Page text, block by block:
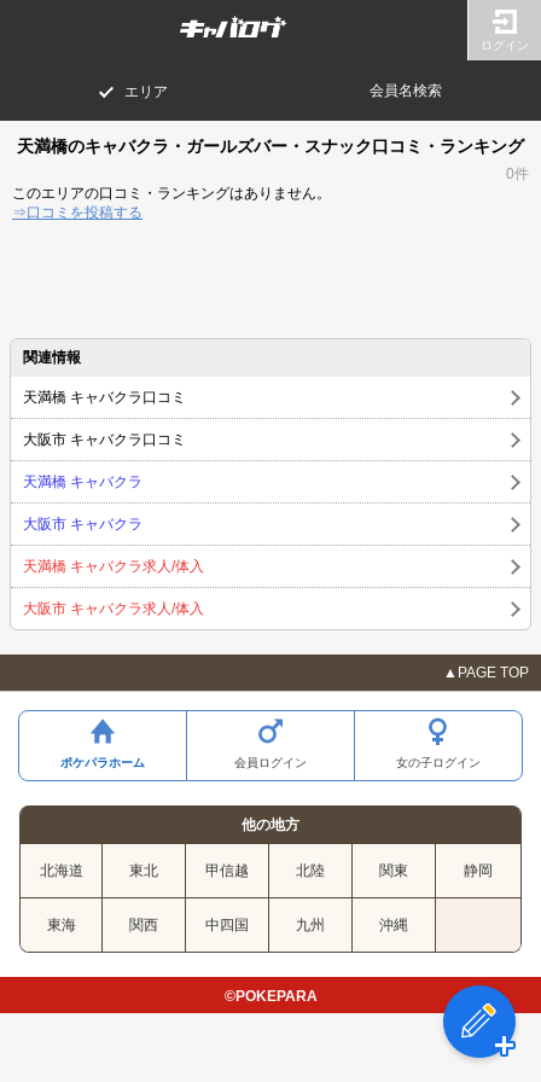
ログイン
エリア 会員名検索
天満橋のキャバクラ・ガールズバー・スナック口コミ・ランキング
0件
このエリアの口コミ・ランキングはありません。
⇒口コミを投稿する
関連情報
天満橋 キャバクラ口コミ
大阪市 キャバクラ口コミ
天満橋 キャバクラ
大阪市 キャバクラ
天満橋 キャバクラ求人/体入
大阪市 キャバクラ求人/体入
▲PAGE TOP
ポケパラホーム 会員ログイン 女の子ログイン
他の地方
北海道 東北 甲信越 北陸 関東 静岡
東海 関西 中四国 九州 沖縄
©POKEPARA